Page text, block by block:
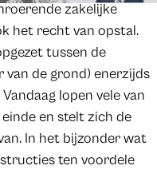
zakelijke
het recht van opstal.
tussen de
van de grond) enerzijds
lopen vele van
en stelt zich de
In het bijzonder wat
ten voordele